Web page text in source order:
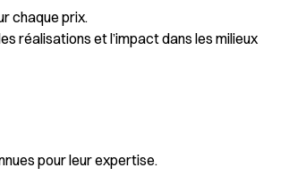
chaque prix.
réalisations et l’impact dans les milieux
pour leur expertise.